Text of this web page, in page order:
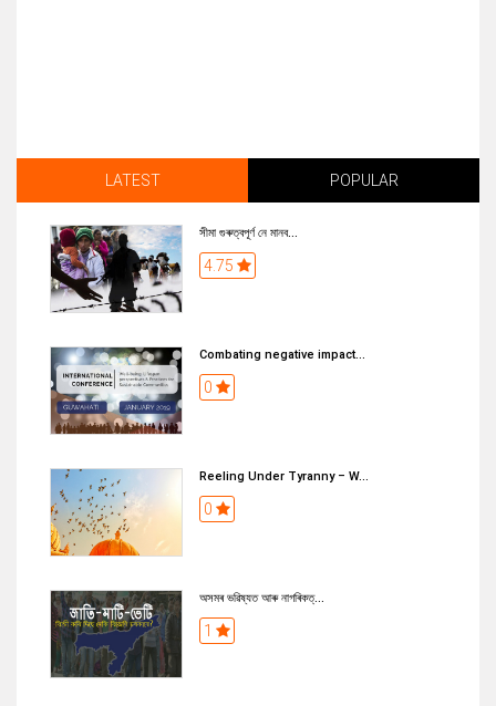
LATEST POPULAR
সীমা গুৰুত্বপূৰ্ণ নে মানব...
4.75
Combating negative impact...
0
Reeling Under Tyranny – W...
0
অসমৰ ভৱিষ্যত আৰু নাগৰিকত্...
1